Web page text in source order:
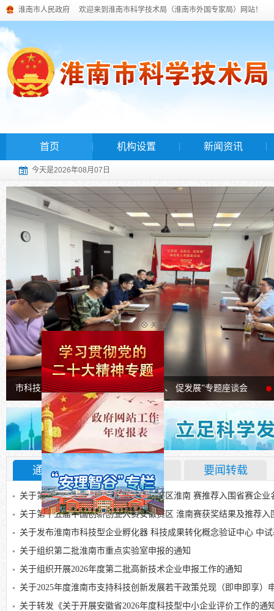
淮南市人民政府 欢迎来到淮南市科学技术局（淮南市外国专家局）网站！
首页 机构设置 新闻资讯
今天是2026年08月07日
市科技局召开退役军人“忆军旅、话担当、 促发展”专题座谈会
立足科学发展 构建和谐社会
通知公告 资料下载 要闻转载
关于第十五届中国创新创业大赛安徽赛区淮南 赛推荐入围省赛企业
关于第十五届中国创新创业大赛安徽赛区 淮南赛获奖结果及推荐
关于发布淮南市科技型企业孵化器 科技成果转化概念验证中心 中
关于组织第二批淮南市重点实验室申报的通知
关于组织开展2026年度第二批高新技术企业申报工作的通知
关于2025年度淮南市支持科技创新发展若干政策兑现（即申即享）
关于转发《关于开展安徽省2026年度科技型中小企业评价工作的通